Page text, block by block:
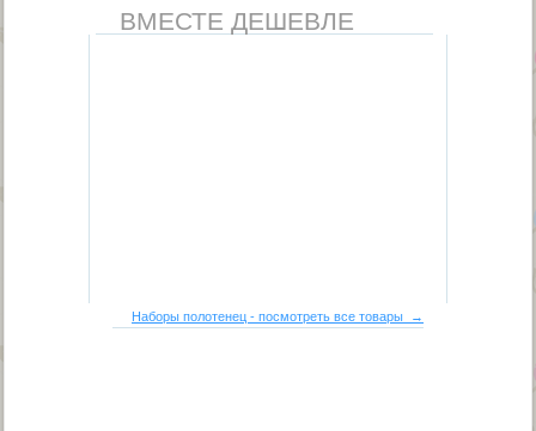
ВМЕСТЕ ДЕШЕВЛЕ
Наборы полотенец - посмотреть все товары →